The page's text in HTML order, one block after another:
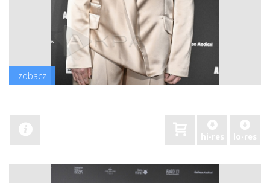
zobacz
hi-res lo-res